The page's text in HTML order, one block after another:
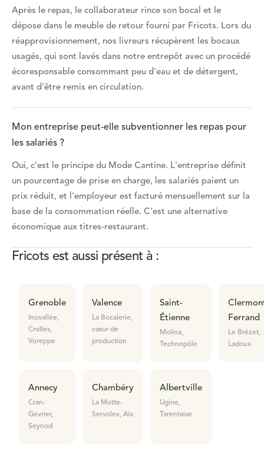
Après le repas, le collaborateur rince son bocal et le
dépose dans le meuble de retour fourni par Fricots. Lors du
réapprovisionnement, nos livreurs récupèrent les bocaux
usagés, qui sont lavés dans notre entrepôt avec un procédé
écoresponsable consommant peu d'eau et de détergent,
avant d'être remis en circulation.
Mon entreprise peut-elle subventionner les repas pour
les salariés ?
Oui, c'est le principe du Mode Cantine. L'entreprise définit
un pourcentage de prise en charge, les salariés paient un
prix réduit, et l'employeur est facturé mensuellement sur la
base de la consommation réelle. C'est une alternative
économique aux titres-restaurant.
Fricots est aussi présent à :
Grenoble
Inovallée,
Crolles,
Voreppe
Valence
La Bocalerie,
cœur de
production
Saint-
Étienne
Molina,
Technopôle
Ferrand
Le Brézet,
Ladoux
Annecy
Cran-
Gevrier,
Seynod
Chambéry
La Motte-
Servolex, Aix
Albertville
Ugine,
Tarentaise